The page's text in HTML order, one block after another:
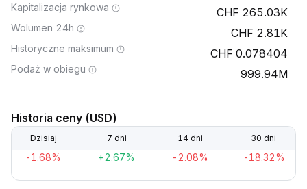
Kapitalizacja rynkowa 265.03K
Wolumen 24h 2.81K
Historyczne maksimum 0.078404
Podaż w obiegu 999.94M
Historia ceny (USD)
Dzisiaj 7 dni 14 dni 30 dni
-1.68% +2.67% -2.08% -18.32%